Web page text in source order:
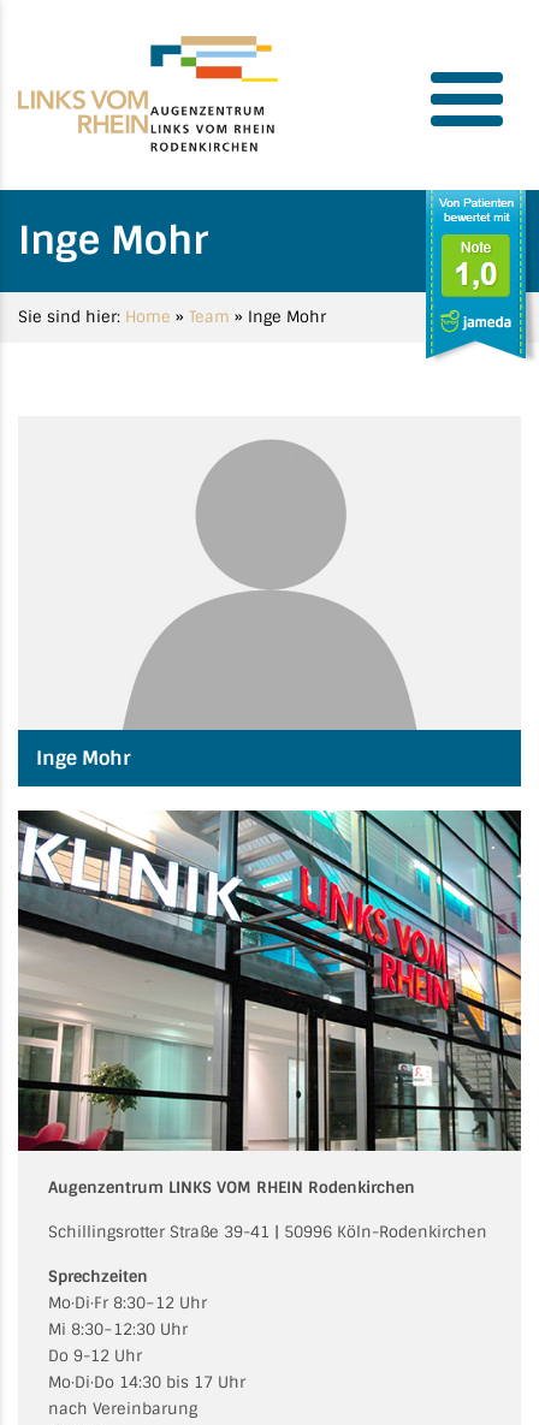
Inge Mohr
Sie sind hier: Home » Team » Inge Mohr
Inge Mohr
Augenzentrum LINKS VOM RHEIN Rodenkirchen
Schillingsrotter Straße 39-41 | 50996 Köln-Rodenkirchen
Sprechzeiten
Mo·Di·Fr 8:30−12 Uhr
Mi 8:30−12:30 Uhr
Do 9-12 Uhr
Mo·Di·Do 14:30 bis 17 Uhr
nach Vereinbarung